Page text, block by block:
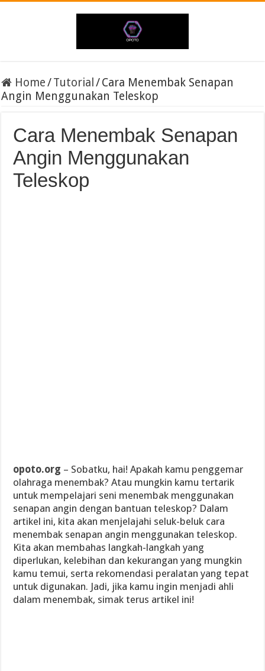
Home/Tutorial /Cara Menembak Senapan
Angin Menggunakan Teleskop
Cara Menembak Senapan
Angin Menggunakan
Teleskop
opoto.org – Sobatku, hai! Apakah kamu penggemar
olahraga menembak? Atau mungkin kamu tertarik
untuk mempelajari seni menembak menggunakan
senapan angin dengan bantuan teleskop? Dalam
artikel ini, kita akan menjelajahi seluk-beluk cara
menembak senapan angin menggunakan teleskop.
Kita akan membahas langkah-langkah yang
diperlukan, kelebihan dan kekurangan yang mungkin
kamu temui, serta rekomendasi peralatan yang tepat
untuk digunakan. Jadi, jika kamu ingin menjadi ahli
dalam menembak, simak terus artikel ini!